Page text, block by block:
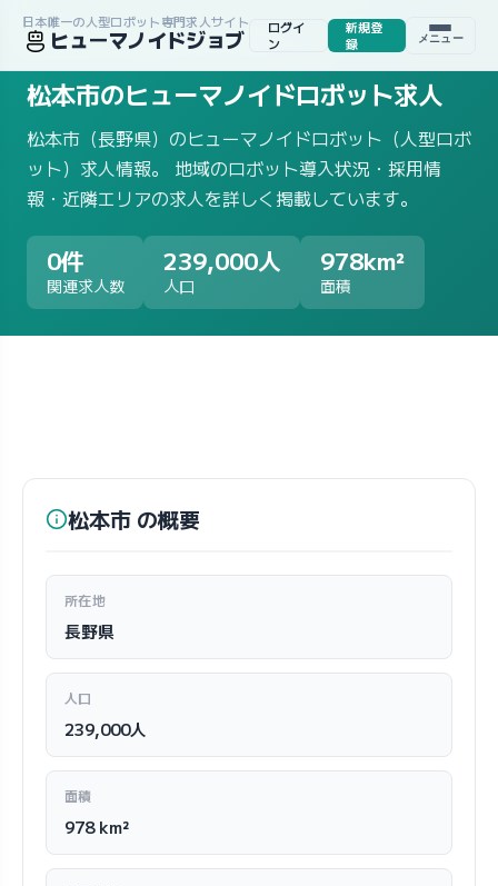
日本唯一の人型ロボット専門求人サイト
ヒューマノイドジョブ
ログイ
ン
新規登
録
メニュー
ホーム/求人一覧/地域から探す/長野県/
松本市のヒューマノイドロボット求人
松本市（長野県）のヒューマノイドロボット（人型ロボ
ット）求人情報。 地域のロボット導入状況・採用情
報・近隣エリアの求人を詳しく掲載しています。
0件
関連求人数
239,000人
人口
978km²
面積
松本市 の概要
所在地
長野県
人口
239,000人
面積
978 km²